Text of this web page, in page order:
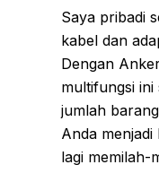
Saya pribadi
kabel dan
Dengan
multifungsi
jumlah
Anda
lagi memilah-